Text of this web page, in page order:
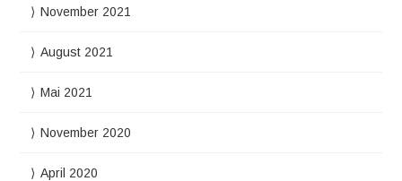
November 2021
August 2021
Mai 2021
November 2020
April 2020